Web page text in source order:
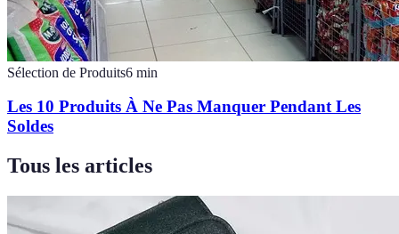
Sélection de Produits6 min
Les 10 Produits À Ne Pas Manquer Pendant Les
Soldes
Tous les articles